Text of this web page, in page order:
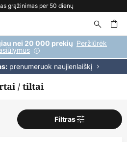
grąžinimas per 50 dienų
nei 20 000 prekių Peržiūrėk
prenumeruok naujienlaiškį
/ tiltai
Filtras